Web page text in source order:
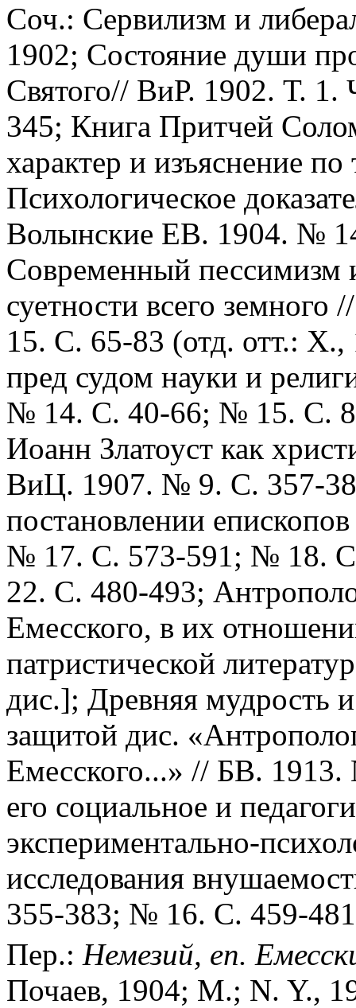
Соч.: Сервилизм и
1902; Состояние души
Святого// ВиР. 1902. Т.
345; Книга Притчей
характер и изъяснение
Психологическое
Волынские ЕВ. 1904. №
Современный пессимизм
суетности всего
15. С. 65-83 (отд. отт.:
пред судом науки и
№ 14. С. 40-66; № 15. С.
Иоанн Златоуст как
ВиЦ. 1907. № 9. С. 357-
постановлении
№ 17. С. 573-591; № 18.
22. С. 480-493;
Емесского, в их
патристической
дис.]; Древняя мудрость
защитой дис.
Емесского...» // БВ.
его социальное и
экспериментально-
исследования
355-383; № 16. С. 459-
Пер.: Немезий, еп.
Почаев, 1904; М.; N. Y.,